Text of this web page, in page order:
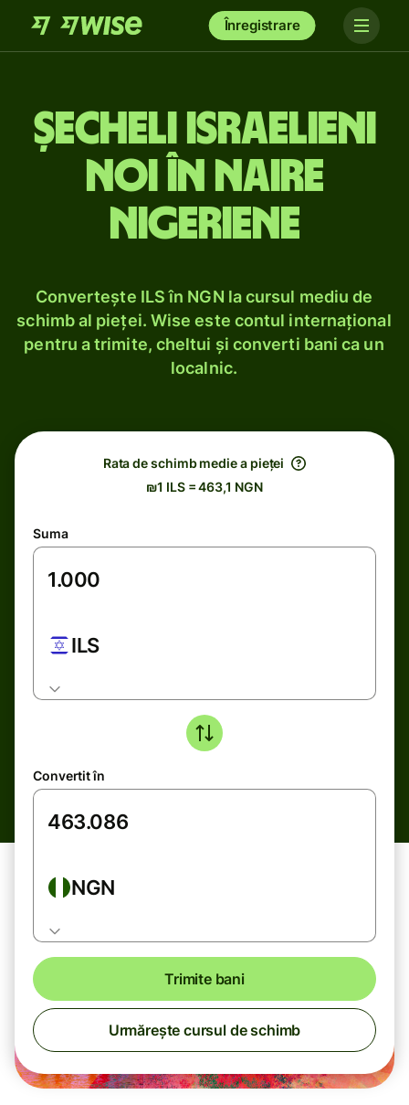
Înregistrare
Șecheli israelieni
noi în naire
nigeriene
Convertește ILS în NGN la cursul mediu de
schimb al pieței. Wise este contul internațional
pentru a trimite, cheltui și converti bani ca un
localnic.
Rata de schimb medie a pieței
₪1 ILS = 463,1 NGN
Suma
ILS
Convertit în
NGN
Trimite bani
Urmărește cursul de schimb